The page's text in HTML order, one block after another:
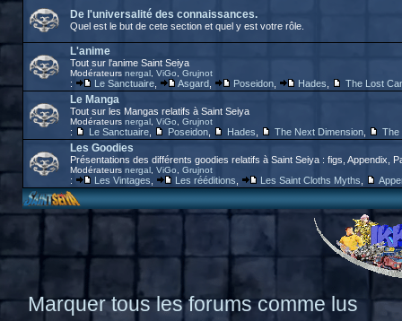
De l'universalité des connaissances.
Quel est le but de cete section et quel y est votre rôle.
L'anime
Tout sur l'anime Saint Seiya
Modérateurs nergal, ViGo Grujnot
: Le Sanctuaire, Asgard, Poseidon, Hades The Lost
Le Manga
Tout sur les Mangas relatifs à Saint Seiya
Modérateurs nergal, ViGo Grujnot
: Le Sanctuaire, Poseidon, Hades The Next Dimension, The
Les Goodies
Présentations des différents goodies relatifs à Saint Seiya : figs, Appendix,
Modérateurs nergal, ViGo Grujnot
: Les Vintages Les rééditions Les Saint Cloths Myths
Marquer tous les forums comme lus